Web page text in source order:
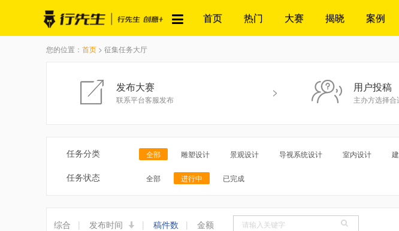
首页 热门 大赛 揭晓 案例
您的位置： 首页 > 征集任务大厅
发布大赛
联系平台客服发布
> 用户投稿
主办方选择合
任务分类 全部 雕塑设计 景观设计 导视系统设计 室内设计
任务状态 全部 进行中 已完成
综合 | 发布时间 | 稿件数 | 金额